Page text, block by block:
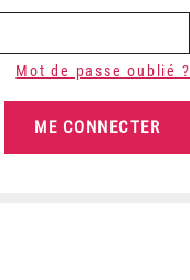
Mot de passe oublié ?